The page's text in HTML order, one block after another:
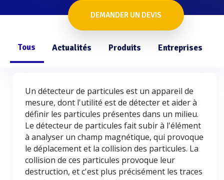
DEMANDER UN DEVIS
Tous Actualités Produits Entreprises
Un détecteur de particules est un appareil de
mesure, dont l'utilité est de détecter et aider à
définir les particules présentes dans un milieu.
Le détecteur de particules fait subir à l'élément
à analyser un champ magnétique, qui provoque
le déplacement et la collision des particules. La
collision de ces particules provoque leur
destruction, et c'est plus précisément les traces